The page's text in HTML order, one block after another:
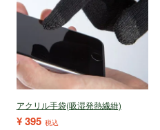
アクリル手袋(吸湿発熱繊維)
¥395 税込